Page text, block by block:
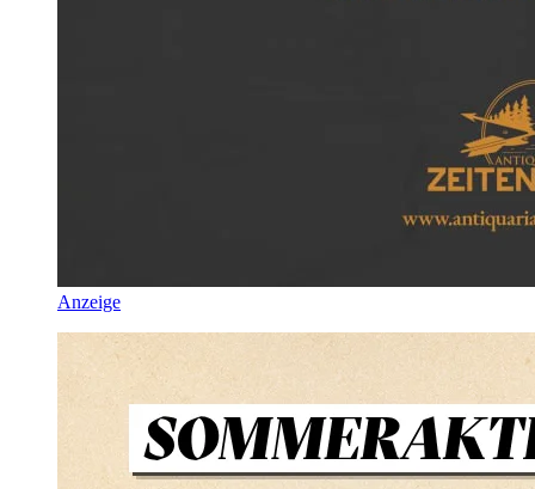
Anzeige